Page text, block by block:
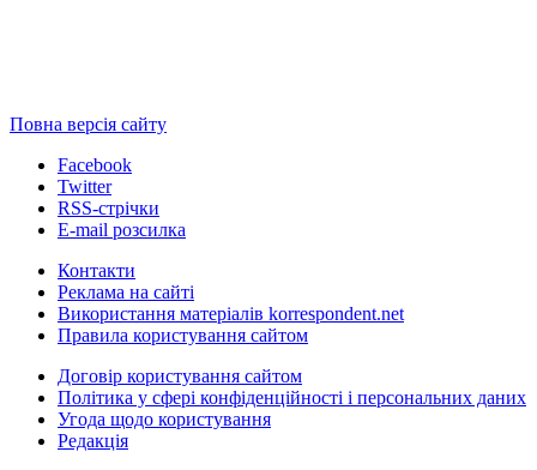
Повна версія сайту
Facebook
Twitter
RSS-стрічки
E-mail розсилка
Контакти
Реклама на сайті
Використання матеріалів korrespondent.net
Правила користування сайтом
Договір користування сайтом
Політика у сфері конфіденційності і персональних даних
Угода щодо користування
Редакція